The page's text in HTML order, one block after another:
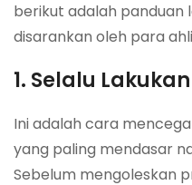
berikut adalah panduan
disarankan oleh para
1. Selalu
Ini adalah cara
yang paling mendasar
Sebelum mengoleskan